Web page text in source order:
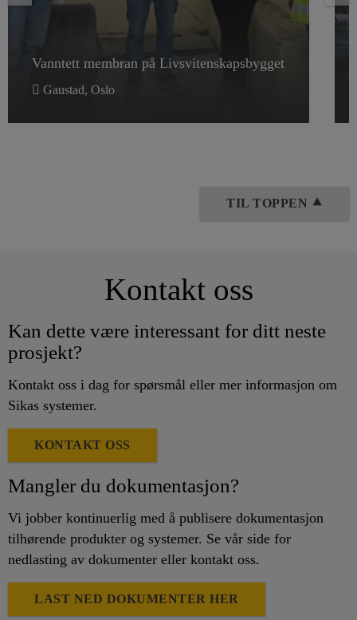
Vanntett membran på Livsvitenskapsbygget
Gaustad, Oslo
TIL TOPPEN ⯅
Kontakt oss
Kan dette være interessant for ditt neste
prosjekt?
Kontakt oss i dag for spørsmål eller mer informasjon om
Sikas systemer.
KONTAKT OSS
Mangler du dokumentasjon?
Vi jobber kontinuerlig med å publisere dokumentasjon
tilhørende produkter og systemer. Se vår side for
nedlasting av dokumenter eller kontakt oss.
LAST NED DOKUMENTER HER